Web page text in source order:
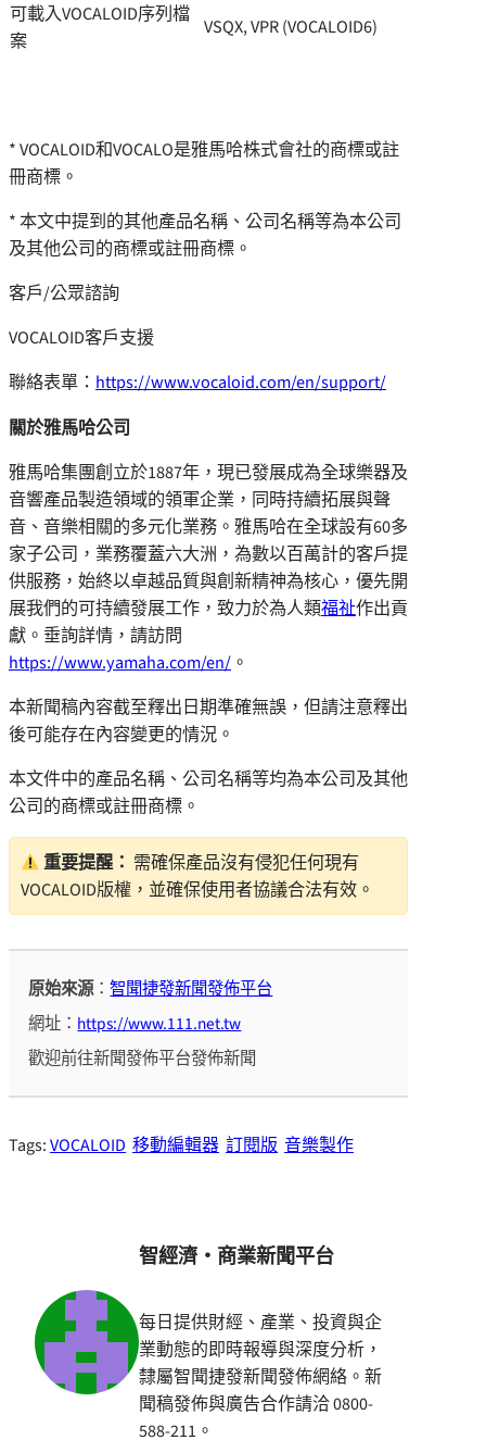
可載入VOCALOID序列檔
案
VSQX, VPR (VOCALOID6)
* VOCALOID和VOCALO是雅馬哈株式會社的商標或註
冊商標。
* 本文中提到的其他產品名稱、公司名稱等為本公司
及其他公司的商標或註冊商標。
客戶/公眾諮詢
VOCALOID客戶支援
聯絡表單： https://www.vocaloid.com/en/support/
關於雅馬哈公司
雅馬哈集團創立於1887年，現已發展成為全球樂器及
音響產品製造領域的領軍企業，同時持續拓展與聲
音、音樂相關的多元化業務。雅馬哈在全球設有60多
家子公司，業務覆蓋六大洲，為數以百萬計的客戶提
供服務，始終以卓越品質與創新精神為核心，優先開
展我們的可持續發展工作，致力於為人類福祉作出貢
獻。垂詢詳情，請訪問
https://www.yamaha.com/en/ 。
本新聞稿內容截至釋出日期準確無誤，但請注意釋出
後可能存在內容變更的情況。
本文件中的產品名稱、公司名稱等均為本公司及其他
公司的商標或註冊商標。
重要提醒： 需確保產品沒有侵犯任何現有
VOCALOID版權，並確保使用者協議合法有效。
原始來源：智聞捷發新聞發佈平台
網址： https://www.111.net.tw
歡迎前往新聞發佈平台發佈新聞
Tags:VOCALOID 移動編輯器 訂閱版 音樂製作
智經濟・商業新聞平台
每日提供財經、產業、投資與企
業動態的即時報導與深度分析，
隸屬智聞捷發新聞發佈網絡。新
聞稿發佈與廣告合作請洽 0800-
588-211。